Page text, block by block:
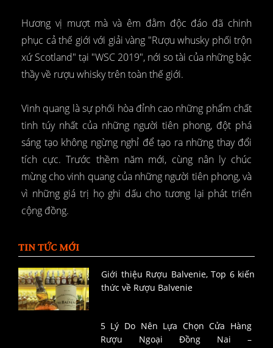
Hương vị mượt mà và êm đằm độc đáo đã chinh
phục cả thế giới với giải vàng "Rượu whusky phối trộn
xứ Scotland" tại "WSC 2019", nới so tài của những bậc
thầy về rượu whisky trên toàn thế giới.
Vinh quang là sự phối hòa đỉnh cao những phẩm chất
tinh túy nhất của những người tiên phong, đột phá
sáng tạo không ngừng nghỉ để tạo ra những thay đổi
tích cực. Trước thềm năm mới, cùng nân ly chúc
mừng cho vinh quang của những người tiên phong, và
vì những giá trị họ ghi dấu cho tương lại phát triển
cộng đồng.
TIN TỨC MỚI
Giới thiệu Rượu Balvenie, Top 6 kiến
thức về Rượu Balvenie
5 Lý Do Nên Lựa Chọn Cửa Hàng
Rượu Ngoại Đồng Nai –